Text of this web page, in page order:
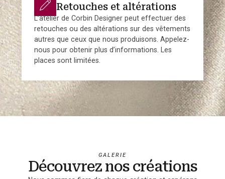
Retouches et altérations
L’atelier de Corbin Designer peut effectuer des
retouches ou des altérations sur des vêtements
autres que ceux que nous produisons. Appelez-
nous pour obtenir plus d’informations. Les
places sont limitées.
GALERIE
Découvrez nos créations